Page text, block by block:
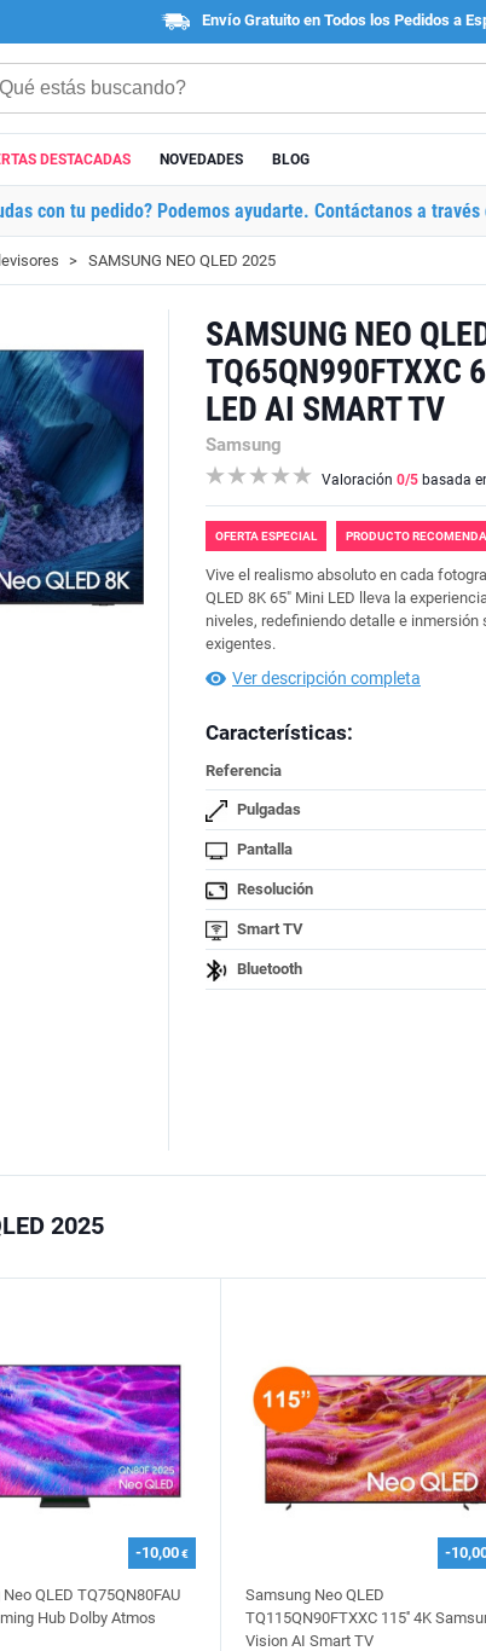
Envío Gratuito en Todos los Pedidos a
DESTACADAS NOVEDADES BLOG
con tu pedido? Podemos ayudarte. Contáctanos a
SAMSUNG NEO QLED 2025
SAMSUNG NEO
TQ65QN990FTXXC
LED AI SMART TV
Samsung
Valoración 0/5 basada
OFERTA ESPECIAL PRODUCTO
Vive el realismo absoluto en cada
QLED 8K 65" Mini LED lleva la
niveles, redefiniendo detalle e inmersión
exigentes.
Ver descripción completa
Características:
Referencia
Pulgadas
Pantalla
Resolución
Smart TV
Bluetooth
2025
-10,00€
QLED TQ75QN80FAU
Hub Dolby Atmos
-
Samsung Neo QLED
TQ115QN90FTXXC 115'' 4K
Vision AI Smart TV